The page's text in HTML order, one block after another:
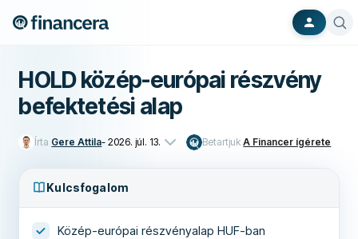
HOLD közép-európai részvény
befektetési alap
Írta Gere Attila-2026. júl. 13. Betartjuk A Financer ígérete
Kulcsfogalom
Közép-európai részvényalap HUF-ban